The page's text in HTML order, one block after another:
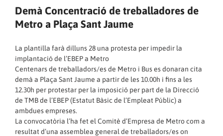
Demà Concentració de treballadores de
Metro a Plaça Sant Jaume
La plantilla farà dilluns 28 una protesta per impedir la
implantació de l’EBEP a Metro
Centenars de treballadors/es de Metro i Bus es donaran cita
demà a Plaça Sant Jaume a partir de les 10.00h i fins a les
12.30h per protestar per la imposició per part de la Direcció
de TMB de l’EBEP (Estatut Bàsic de l’Empleat Públic) a
ambdues empreses.
La convocatòria l’ha fet el Comitè d’Empresa de Metro com a
resultat d’una assemblea general de treballadors/es on